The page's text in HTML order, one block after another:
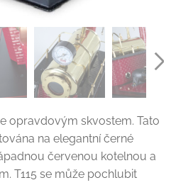
opravdovým skvostem. Tato
na elegantní černé
červenou kotelnou a
T115 se může pochlubit